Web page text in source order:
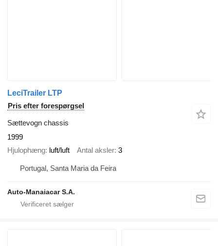
LeciTrailer LTP
Pris efter forespørgsel
Sættevogn chassis
1999
Hjulophæng luft/luft Antal aksler 3
Portugal, Santa Maria da Feira
Auto-Manaiacar S.A.